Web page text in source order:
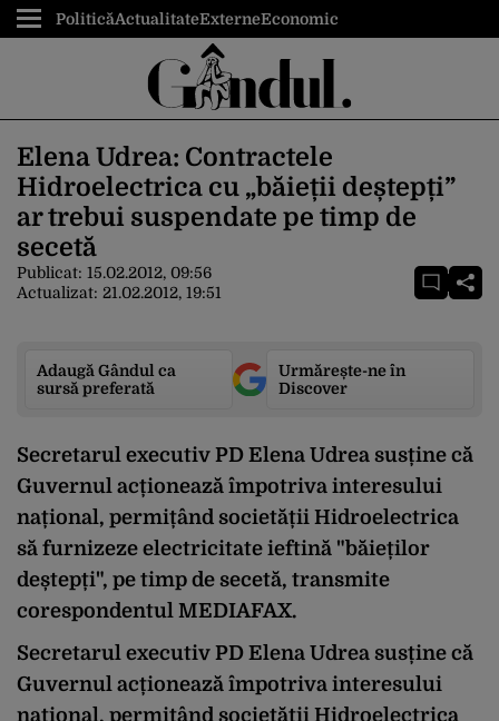
PoliticăActualitateExterneEconomic
Elena Udrea: Contractele
Hidroelectrica cu „băieții deștepți”
ar trebui suspendate pe timp de
secetă
Publicat: 15.02.2012, 09:56
Actualizat: 21.02.2012, 19:51
Adaugă Gândul ca
sursă preferată
Urmărește-ne în
Discover
Secretarul executiv PD Elena Udrea susține că
Guvernul acționează împotriva interesului
național, permițând societății Hidroelectrica
să furnizeze electricitate ieftină "băieților
deștepți", pe timp de secetă, transmite
corespondentul MEDIAFAX.
Secretarul executiv PD Elena Udrea susține că
Guvernul acționează împotriva interesului
național, permițând societății Hidroelectrica